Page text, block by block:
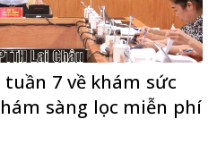
7 về khám sức
sàng lọc miễn phí